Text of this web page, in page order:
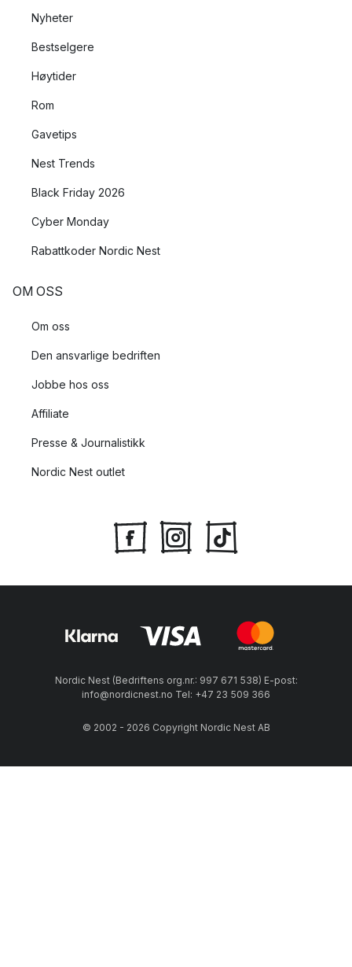
Nyheter
Bestselgere
Høytider
Rom
Gavetips
Nest Trends
Black Friday 2026
Cyber Monday
Rabattkoder Nordic Nest
OM OSS
Om oss
Den ansvarlige bedriften
Jobbe hos oss
Affiliate
Presse & Journalistikk
Nordic Nest outlet
Nordic Nest (Bedriftens org.nr.: 997 671 538) E-post:
info@nordicnest.no Tel: +47 23 509 366
© 2002 - 2026 Copyright Nordic Nest AB